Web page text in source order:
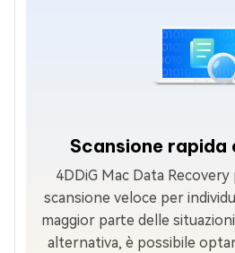
Scansione rapida
4DDiG Mac Data
scansione veloce per
maggior parte delle
alternativa, è possibile